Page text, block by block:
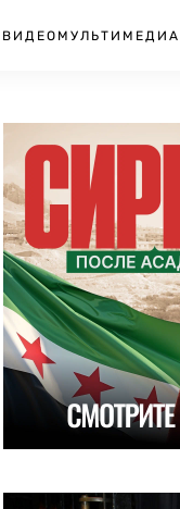
ВИДЕО МУЛЬТИМЕДИА